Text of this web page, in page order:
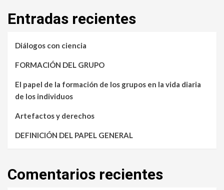
Entradas recientes
Diálogos con ciencia
FORMACIÓN DEL GRUPO
El papel de la formación de los grupos en la vida diaria
de los individuos
Artefactos y derechos
DEFINICIÓN DEL PAPEL GENERAL
Comentarios recientes